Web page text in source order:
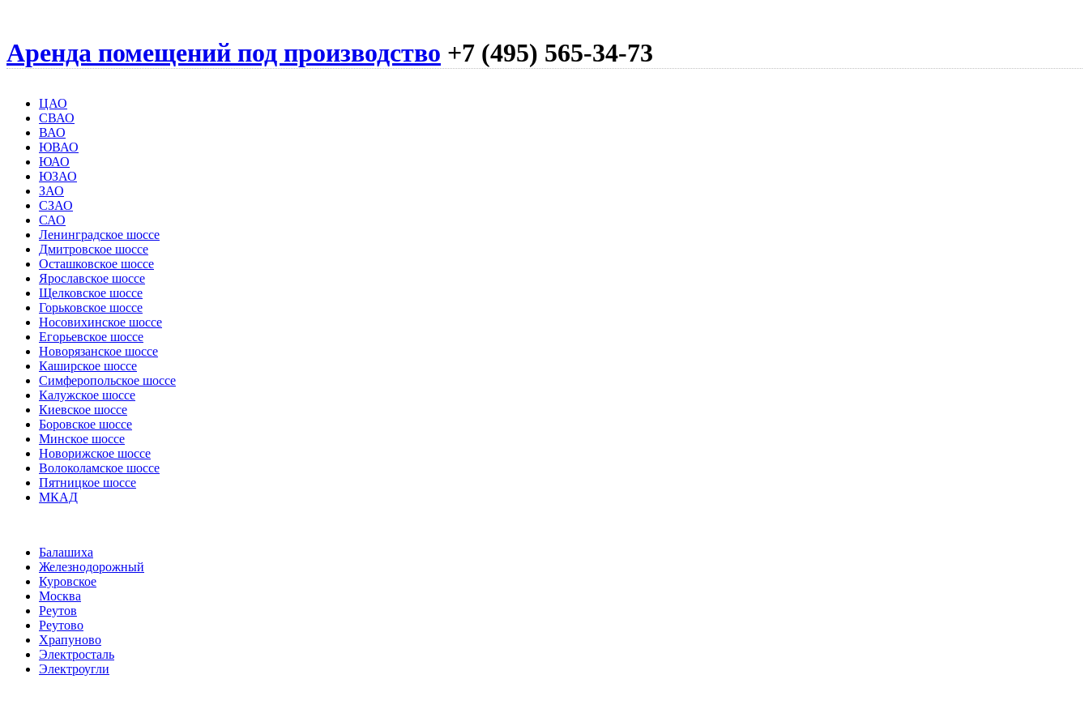
Аренда помещений под производство +7 (495) 565-34-73
ЦАО
СВАО
ВАО
ЮВАО
ЮАО
ЮЗАО
ЗАО
СЗАО
САО
Ленинградское шоссе
Дмитровское шоссе
Осташковское шоссе
Ярославское шоссе
Щелковское шоссе
Горьковское шоссе
Носовихинское шоссе
Егорьевское шоссе
Новорязанское шоссе
Каширское шоссе
Симферопольское шоссе
Калужское шоссе
Киевское шоссе
Боровское шоссе
Минское шоссе
Новорижское шоссе
Волоколамское шоссе
Пятницкое шоссе
МКАД
Балашиха
Железнодорожный
Куровское
Москва
Реутов
Реутово
Храпуново
Электросталь
Электроугли